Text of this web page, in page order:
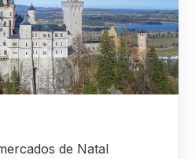
de Natal